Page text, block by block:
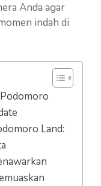
Anda agar
indah di
Land: